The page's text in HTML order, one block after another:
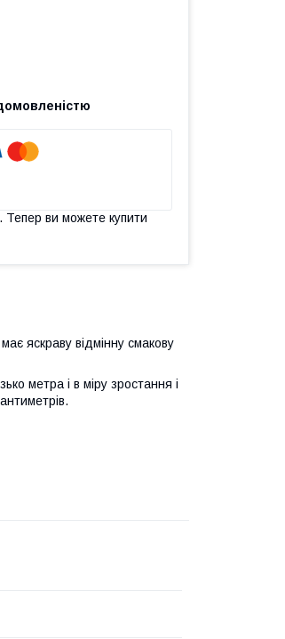
Тепер ви можете купити
яскраву відмінну смакову
метра і в міру зростання і